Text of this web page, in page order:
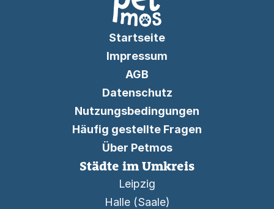
Startseite
Impressum
AGB
Datenschutz
Nutzungsbedingungen
Häufig gestellte Fragen
Über Petmos
Städte im Umkreis
Leipzig
Halle (Saale)